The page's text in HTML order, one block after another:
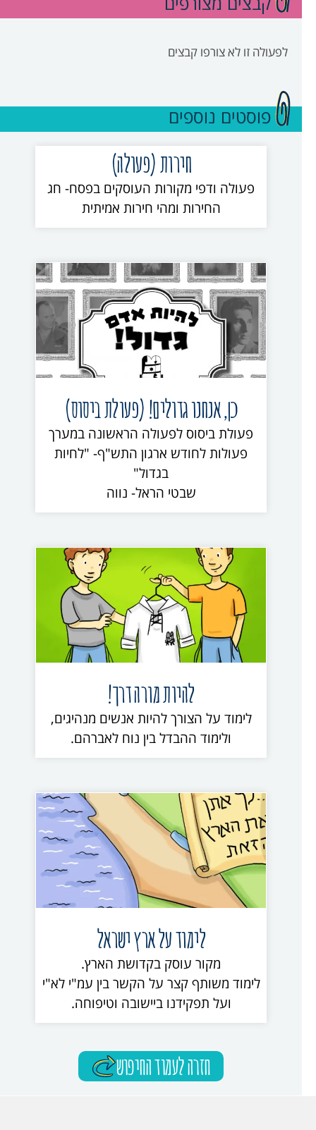
לפעולה זו לא צורפו קבצים
פוסטים נוספים
חירות (פעולה)
פעולה ודפי מקורות העוסקים בפסח- חג
החירות ומהי חירות אמיתית
כן, אנחנו גדולים! (פעולת ביסוס)
פעולת ביסוס לפעולה הראשונה במערך
פעולות לחודש ארגון התש"ף- "לחיות
בגדול"
שבטי הראל- נווה
להיות מורה דרך!
לימוד על הצורך להיות אנשים מנהיגים,
ולימוד ההבדל בין נוח לאברהם.
לימוד על ארץ ישראל
מקור עוסק בקדושת הארץ.
לימוד משותף קצר על הקשר בין עמ"י לא"י
ועל תפקידנו ביישובה וטיפוחה.
חזרה לעמוד החיפוש